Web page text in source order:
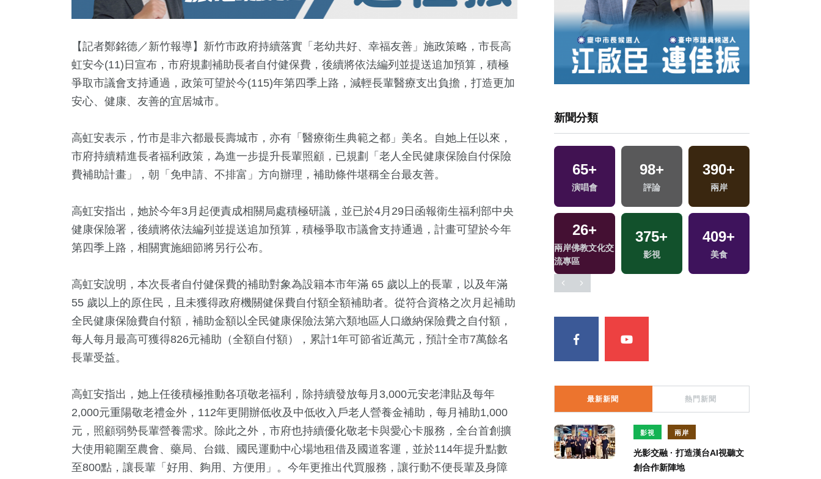
【記者鄭銘德／新竹報導】新竹市政府持續落實「老幼共好、幸福友善」施政策略，市長高
虹安今(11)日宣布，市府規劃補助長者自付健保費，後續將依法編列並提送追加預算，積極
爭取市議會支持通過，政策可望於今(115)年第四季上路，減輕長輩醫療支出負擔，打造更加
安心、健康、友善的宜居城市。
高虹安表示，竹市是非六都最長壽城市，亦有「醫療衛生典範之都」美名。自她上任以來，
市府持續精進長者福利政策，為進一步提升長輩照顧，已規劃「老人全民健康保險自付保險
費補助計畫」，朝「免申請、不排富」方向辦理，補助條件堪稱全台最友善。
高虹安指出，她於今年3月起便責成相關局處積極研議，並已於4月29日函報衛生福利部中央
健康保險署，後續將依法編列並提送追加預算，積極爭取市議會支持通過，計畫可望於今年
第四季上路，相關實施細節將另行公布。
高虹安說明，本次長者自付健保費的補助對象為設籍本市年滿 65 歲以上的長輩，以及年滿
55 歲以上的原住民，且未獲得政府機關健保費自付額全額補助者。從符合資格之次月起補助
全民健康保險費自付額，補助金額以全民健康保險法第六類地區人口繳納保險費之自付額，
每人每月最高可獲得826元補助（全額自付額），累計1年可節省近萬元，預計全市7萬餘名
長輩受益。
高虹安指出，她上任後積極推動各項敬老福利，除持續發放每月3,000元安老津貼及每年
2,000元重陽敬老禮金外，112年更開辦低收及中低收入戶老人營養金補助，每月補助1,000
元，照顧弱勢長輩營養需求。除此之外，市府也持續優化敬老卡與愛心卡服務，全台首創擴
大使用範圍至農會、藥局、台鐵、國民運動中心場地租借及國道客運，並於114年提升點數
至800點，讓長輩「好用、夠用、方便用」。今年更推出代買服務，讓行動不便長輩及身障
新聞分類
122+ 190 +
+
海峽論壇專區
85 +
2024總統大選
3209 219+
兩岸道教文化交
3883+
56+
綜藝
13+
福建林公信俗文
9+
944+
1433+ 9190+ 7720
65+
演唱會
98+
評論
390+
兩岸
26+
兩岸佛教文化交
流專區
375+
影視
409+
美食
最新新聞 熱門新聞
影視 兩岸
光影交融 · 打造漢台AI視聽文
創合作新陣地